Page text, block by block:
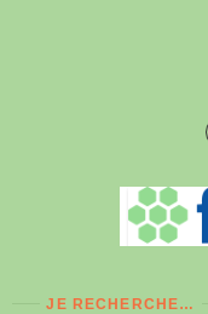
JE RECHERCHE…